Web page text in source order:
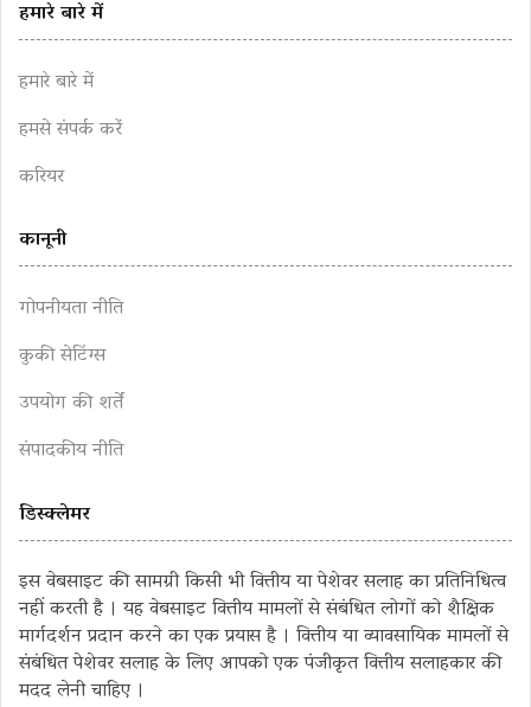
हमारे बारे में
हमारे बारे में
हमसे संपर्क करें
करियर
कानूनी
गोपनीयता नीति
कुकी सेटिंग्स
उपयोग की शर्तें
संपादकीय नीति
डिस्क्लेमर
इस वेबसाइट की सामग्री किसी भी वित्तीय या पेशेवर सलाह का प्रतिनिधित्व
नहीं करती है । यह वेबसाइट वित्तीय मामलों से संबंधित लोगों को शैक्षिक
मार्गदर्शन प्रदान करने का एक प्रयास है । वित्तीय या व्यावसायिक मामलों से
संबंधित पेशेवर सलाह के लिए आपको एक पंजीकृत वित्तीय सलाहकार की
मदद लेनी चाहिए ।